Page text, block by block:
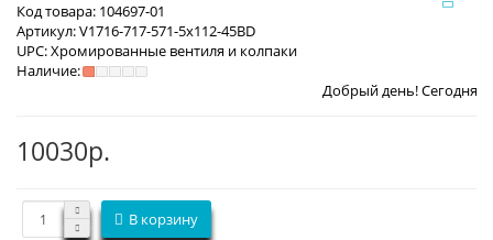
Код товара: 104697-01
Артикул:V1716-717-571-5x112-45BD
UPC:Хромированные вентиля и колпаки
Наличие:
Добрый день! СегодняПятница 7
10030р.
В корзину